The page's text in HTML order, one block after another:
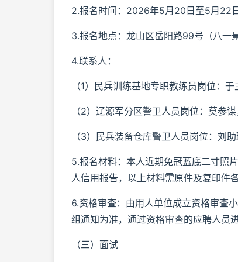
2.报名时间：2026年5月20日至5月22
3.报名地点：龙山区岳阳路99号（八一
4.联系人：
（1）民兵训练基地专职教练员岗位：
（2）辽源军分区警卫人员岗位：莫参
（3）民兵装备仓库警卫人员岗位：刘
5.报名材料：本人近期免冠蓝底二寸照
人信用报告，以上材料需原件及复印件
6.资格审查：由用人单位成立资格审查
组通知为准，通过资格审查的应聘人员
（三）面试